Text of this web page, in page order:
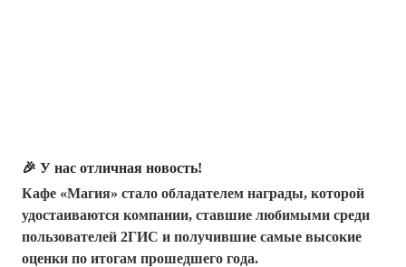
🎉 У нас отличная новость!
Кафе «Магия» стало обладателем награды, которой
удостаиваются компании, ставшие любимыми среди
пользователей 2ГИС и получившие самые высокие
оценки по итогам прошедшего года.